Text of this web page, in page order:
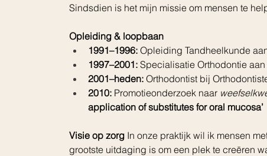
Sindsdien is het mijn missie om mensen te
Opleiding & loopbaan
1991–1996: Opleiding Tandheelkunde
1997–2001: Specialisatie Orthodontie
2001–heden: Orthodontist bij
2010: Promotieonderzoek naar
application of substitutes for oral mucosa’
Visie op zorg In onze praktijk wil ik mensen
grootste uitdaging is om een plek te creëren